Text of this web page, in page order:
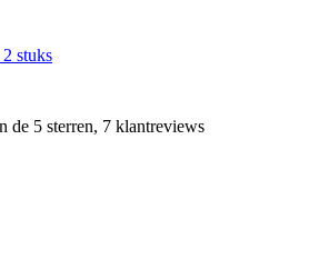
stuks
de 5 sterren, 7 klantreviews